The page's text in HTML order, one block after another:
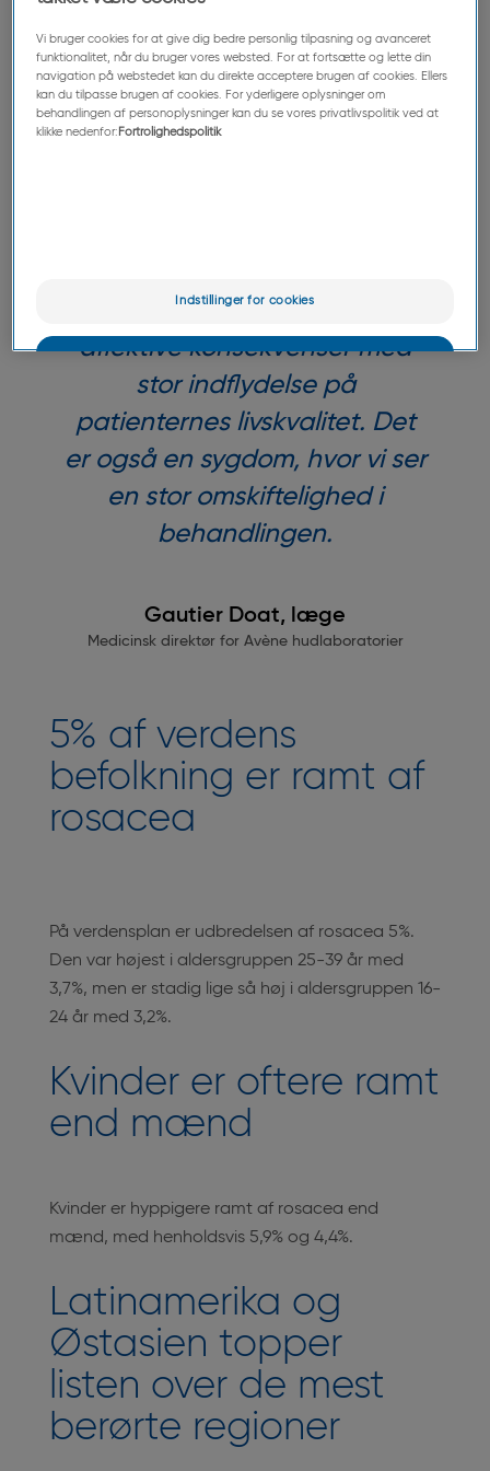
prikken, ubehag og stramhed,
som kan være meget
invaliderende for dem, der
betydelige psykologisk-
affektive konsekvenser med
stor indflydelse på
patienternes livskvalitet. Det
er også en sygdom, hvor vi ser
en stor omskiftelighed i
behandlingen.
Gautier Doat, læge
Medicinsk direktør for Avène hudlaboratorier
5% af verdens
befolkning er ramt af
rosacea
På verdensplan er udbredelsen af rosacea 5%.
Den var højest i aldersgruppen 25-39 år med
3,7%, men er stadig lige så høj i aldersgruppen 16-
24 år med 3,2%.
Kvinder er oftere ramt
end mænd
Kvinder er hyppigere ramt af rosacea end
mænd, med henholdsvis 5,9% og 4,4%.
Latinamerika og
Østasien topper
listen over de mest
berørte regioner
Vi bruger cookies for at give dig bedre personlig tilpasning og avanceret
funktionalitet, når du bruger vores websted. For at fortsætte og lette din
navigation på webstedet kan du direkte acceptere brugen af cookies. Ellers
kan du tilpasse brugen af cookies. For yderligere oplysninger om
behandlingen af personoplysninger kan du se vores privatlivspolitik ved at
klikke nedenfor: Fortrolighedspolitik
Indstillinger for cookies
Kun det vigtigste
OK